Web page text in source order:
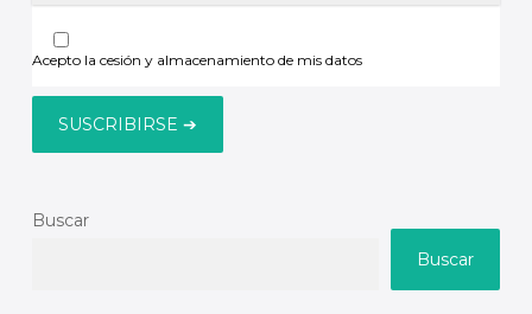
Acepto la cesión y almacenamiento de mis datos
Buscar
Buscar